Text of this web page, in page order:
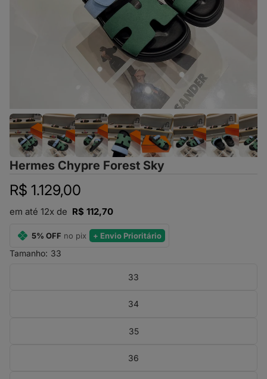
Hermes Chypre Forest Sky
R$ 1.129,00
em até 12x de R$ 112,70
5% OFF no pix + Envio Prioritário
Tamanho: 33
33
34
35
36